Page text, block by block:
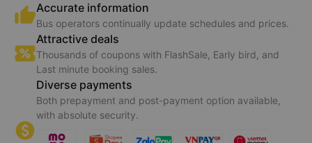
Accurate information
Bus operators continually update schedules and prices.
Attractive deals
Thousands of coupons with FlashSale, Early bird, and
Last minute booking sales.
Diverse payments
Both prepayment and post-payment option available,
with absolute security.